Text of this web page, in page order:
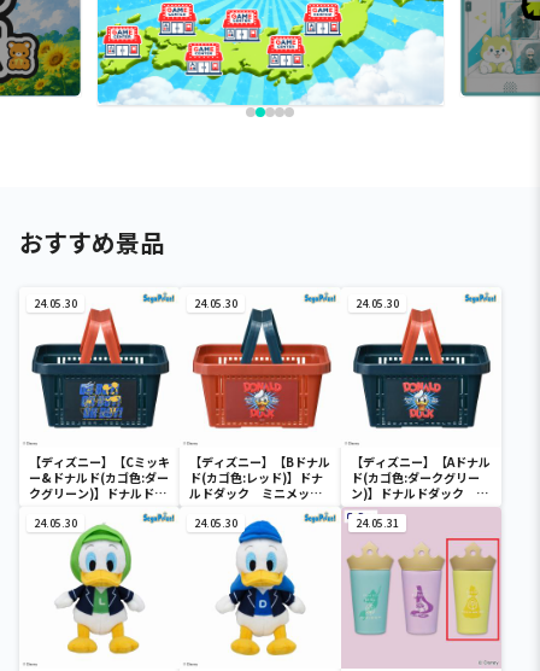
おすすめ景品
24.05.30
【ディズニー】【Cミッキ
ー&ドナルド(カゴ色:ダー
クグリーン)】ドナルドダ
ック ミニメッシュカゴ
24.05.30
【ディズニー】【Bドナル
ド(カゴ色:レッド)】ドナ
ルドダック ミニメッシ
24.05.30
【ディズニー】【Aドナル
ド(カゴ色:ダークグリー
ン)】ドナルドダック ミ
ニメッシュカゴ
24.05.30 24.05.30 24.05.31